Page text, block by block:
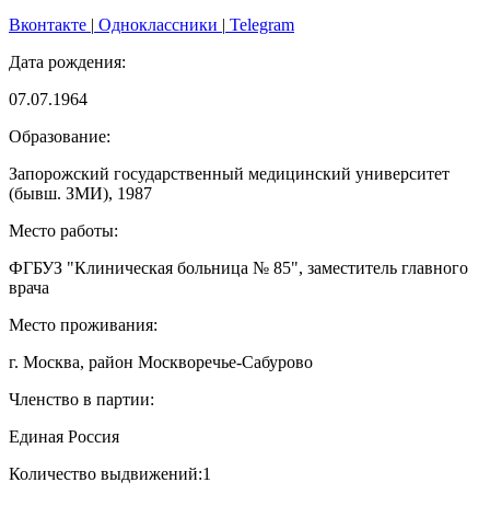
Вконтакте | Одноклассники | Telegram
Дата рождения:
07.07.1964
Образование:
Запорожский государственный медицинский университет
(бывш. ЗМИ), 1987
Место работы:
ФГБУЗ "Клиническая больница № 85", заместитель главного
врача
Место проживания:
г. Москва, район Москворечье-Сабурово
Членство в партии:
Единая Россия
Количество выдвижений:1